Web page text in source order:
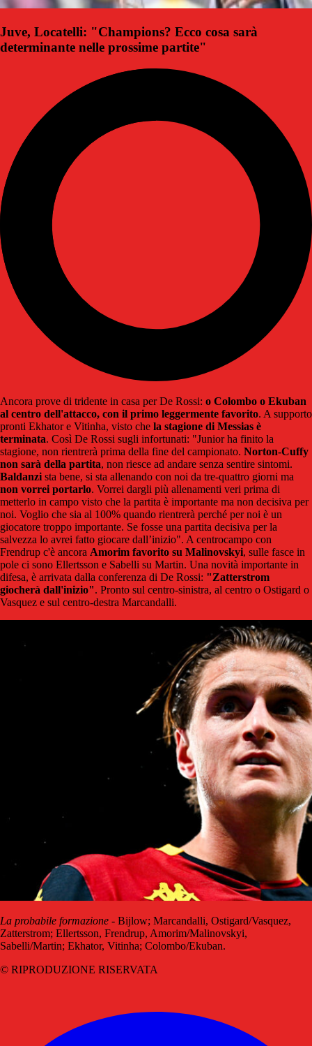
Juve, Locatelli: "Champions? Ecco cosa sarà
determinante nelle prossime partite"
Ancora prove di tridente in casa per De Rossi: o Colombo o Ekuban
al centro dell'attacco, con il primo leggermente favorito. A supporto
pronti Ekhator e Vitinha, visto che la stagione di Messias è
terminata. Così De Rossi sugli infortunati: "Junior ha finito la
stagione, non rientrerà prima della fine del campionato. Norton-Cuffy
non sarà della partita, non riesce ad andare senza sentire sintomi.
Baldanzi sta bene, si sta allenando con noi da tre-quattro giorni ma
non vorrei portarlo. Vorrei dargli più allenamenti veri prima di
metterlo in campo visto che la partita è importante ma non decisiva per
noi. Voglio che sia al 100% quando rientrerà perché per noi è un
giocatore troppo importante. Se fosse una partita decisiva per la
salvezza lo avrei fatto giocare dall’inizio". A centrocampo con
Frendrup c'è ancora Amorim favorito su Malinovskyi, sulle fasce in
pole ci sono Ellertsson e Sabelli su Martin. Una novità importante in
difesa, è arrivata dalla conferenza di De Rossi: "Zatterstrom
giocherà dall'inizio". Pronto sul centro-sinistra, al centro o Ostigard o
Vasquez e sul centro-destra Marcandalli.
La probabile formazione - Bijlow; Marcandalli, Ostigard/Vasquez,
Zatterstrom; Ellertsson, Frendrup, Amorim/Malinovskyi,
Sabelli/Martin; Ekhator, Vitinha; Colombo/Ekuban.
© RIPRODUZIONE RISERVATA